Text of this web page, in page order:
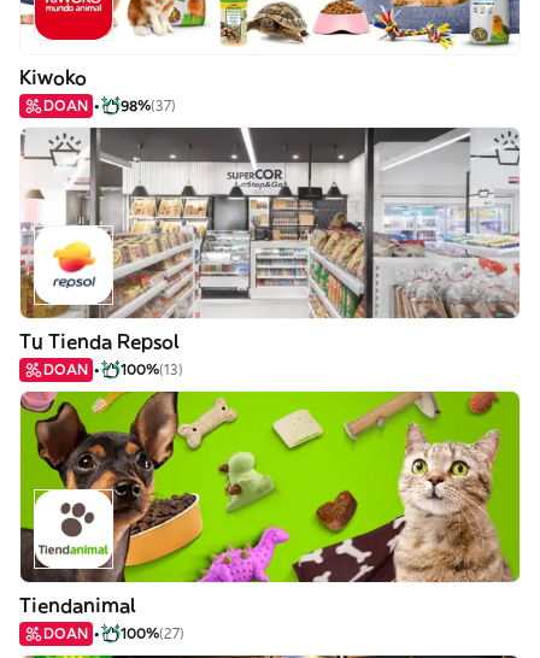
Kiwoko
DOAN 98%(37)
Tu Tienda Repsol
DOAN 100%(13)
Tiendanimal
DOAN 100%(27)